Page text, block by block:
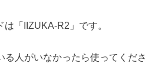
「IIZUKA-R2」です。
る人がいなかったら使ってくださ